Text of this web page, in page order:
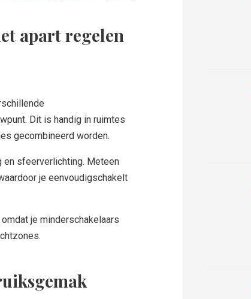
apart regelen
Dit is handig in ruimtes
gecombineerd worden.
en sfeerverlichting. Meteen
je eenvoudigschakelt
je minderschakelaars